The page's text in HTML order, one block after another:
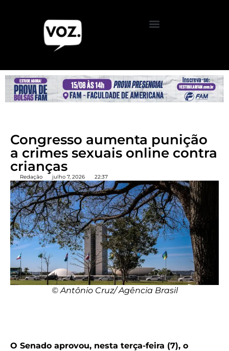
Congresso aumenta punição
a crimes sexuais online contra
crianças
Redação julho 7, 2026 22:37
© Antônio Cruz/ Agência Brasil
O Senado aprovou, nesta terça-feira (7), o